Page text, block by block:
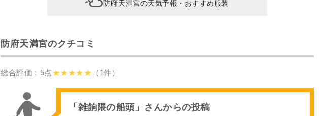
防府天満宮の天気予報・おすすめ服装
防府天満宮のクチコミ
総合評価：5点★★★★★ （1件）
「雑餉隈の船頭」さんからの投稿